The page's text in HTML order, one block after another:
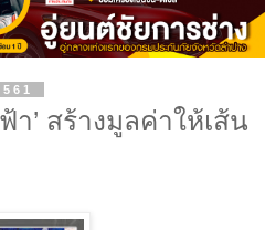
า’ สร้างมูลค่าให้เส้น